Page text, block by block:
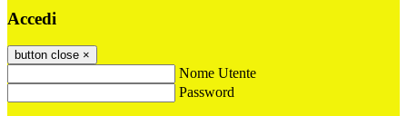
Accedi
button close ×
Nome Utente
Password